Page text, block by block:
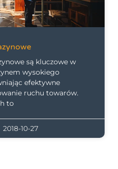
są kluczowe w
wysokiego
efektywne
ruchu towarów.
to
2018-10-27